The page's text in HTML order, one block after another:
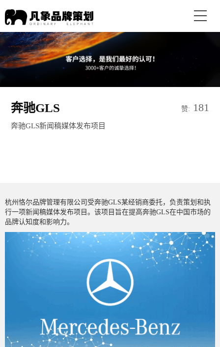
奔驰GLS 赞: 181
奔驰GLS新闻稿媒体发布项目
杭州恪尔品牌管理有限公司受奔驰GLS某经销商委托，负责策划和执
行一项新闻稿媒体发布项目。该项目旨在提高奔驰GLS在中国市场的
品牌认知度和影响力。